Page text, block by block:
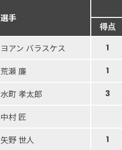
選手
得点
ヨアン バラスケス 1
荒瀬 廉 1
水町 孝太郎 3
中村 匠
矢野 世人 1